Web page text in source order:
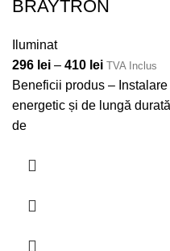
BRAYTRON
Iluminat
296 lei – 410 lei TVA Inclus
Beneficii produs –
energetic și de lungă
de